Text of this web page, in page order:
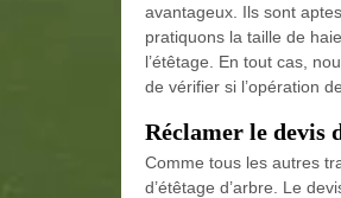
avantageux. Ils sont
pratiquons la taille de
l’étêtage. En tout cas,
de vérifier si l’opération
Réclamer le devis
Comme tous les autres
d’étêtage d’arbre. Le